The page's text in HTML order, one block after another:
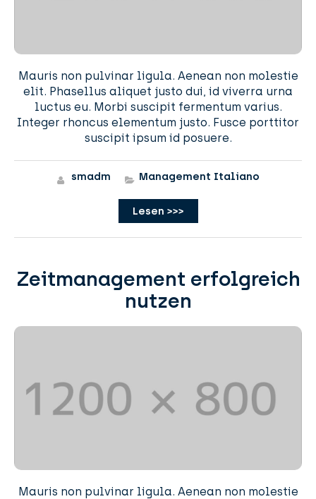
Mauris non pulvinar ligula. Aenean non molestie
elit. Phasellus aliquet justo dui, id viverra urna
luctus eu. Morbi suscipit fermentum varius.
Integer rhoncus elementum justo. Fusce porttitor
suscipit ipsum id posuere.
smadm Management Italiano
Lesen >>>
Zeitmanagement erfolgreich
nutzen
Mauris non pulvinar ligula. Aenean non molestie